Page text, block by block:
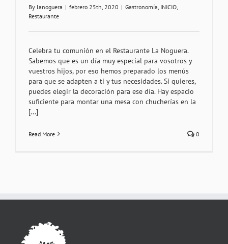
By lanoguera | febrero 25th, 2020 | Gastronomía INICIO
Restaurante
Celebra tu comunión en el Restaurante La Noguera.
Sabemos que es un día muy especial para vosotros y
vuestros hijos, por eso hemos preparado los menús
para que se adapten a ti y tus necesidades. Si quieres,
puedes elegir la decoración para ese día. Hay espacio
suficiente para montar una mesa con chucherías en la
[...]
Read More 0